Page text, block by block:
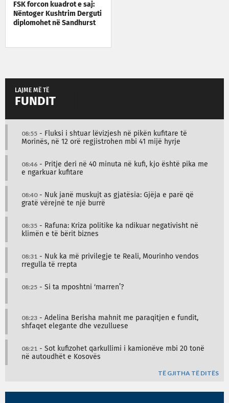
FSK forcon kuadrot e saj:
Nëntoger Kushtrim Derguti
diplomohet në Sandhurst
LAJME MË TË
FUNDIT
08:55 - Fluksi i shtuar lëvizjesh në pikën kufitare të
Morinës, në 12 orë regjistrohen mbi 41 mijë hyrje
08:46 - Pritje deri në 40 minuta në kufi, kjo është pika me
e ngarkuar kufitare
08:40- Nuk janë muskujt as gjatësia: Gjëja e parë që
gratë vërejnë te një burrë
08:35 - Rafuna: Kriza politike ka ndikuar negativisht në
klimën e të bërit biznes
08:31 - Nuk ka më privilegje te Reali, Mourinho vendos
rregulla të rrepta
08:25 - Si ta mposhtni ‘marren’?
08:23 - Adelina Berisha mahnit me paraqitjen e fundit,
shfaqet elegante dhe vezulluese
08:21 - Sot kufizohet qarkullimi i kamionëve mbi 20 tonë
në autoudhët e Kosovës
TË GJITHA TË DITËS